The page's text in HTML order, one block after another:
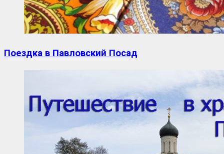
Поездка в Павловский Посад